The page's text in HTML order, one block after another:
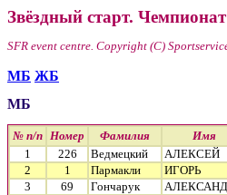
Звёздный старт.
SFR event centre. Copyright (C)
МБ ЖБ
МБ
№ п/п Номер Фамилия Имя
1
226 Ведмецкий АЛЕКСЕЙ
2
1 Пармакли ИГОРЬ
3
69 Гончарук